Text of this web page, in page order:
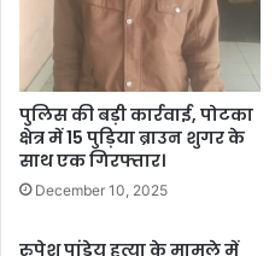
पुलिस की बड़ी कार्रवाई, पोटका
क्षेत्र में 15 पुड़िया ब्राउन शुगर के
साथ एक गिरफ्तार।
December 10, 2025
रुपेश पांडेय हत्या के मामले में